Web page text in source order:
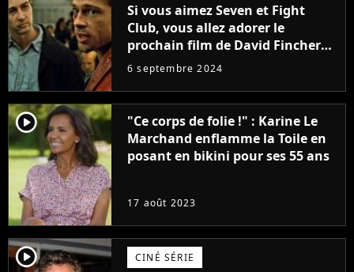
Si vous aimez Seven et Fight
Club, vous allez adorer le
prochain film de David Fincher
avec lequel il se réinvente
complètement
6 septembre 2024
player2
"Ce corps de folie !" : Karine Le
Marchand enflamme la Toile en
posant en bikini pour ses 55 ans
17 août 2023
player2 CINÉ SÉRIE